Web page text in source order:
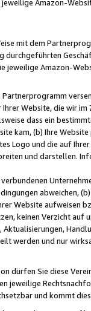
Amazon-
mit dem
durchgeführten
jeweilige Amazon-
Website, die wir
dass ein
kam, (b) Ihre
Logo und die auf
und darstellen.
abweichen,
Website aufweisen
keinen Verzicht
werden und nur
dürfen Sie diese
jeweilige
und kommt